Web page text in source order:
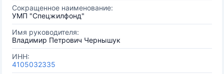
Сокращенное наименование:
УМП "Спецжилфонд"
Имя руководителя:
Владимир Петрович Чернышук
ИНН:
4105032335